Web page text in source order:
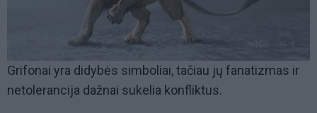
Grifonai yra didybės simboliai, tačiau jų fanatizmas ir
netolerancija dažnai sukelia konfliktus.